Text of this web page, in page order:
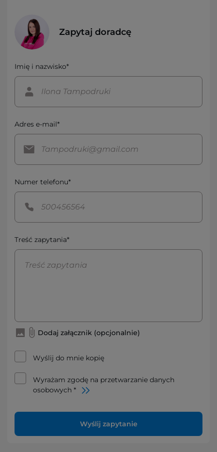
Zapytaj doradcę
Imię i nazwisko*
Adres e-mail*
Numer telefonu*
Treść zapytania*
Dodaj załącznik (opcjonalnie)
Wyślij do mnie kopię
Wyrażam zgodę na przetwarzanie danych
osobowych *
Wyślij zapytanie